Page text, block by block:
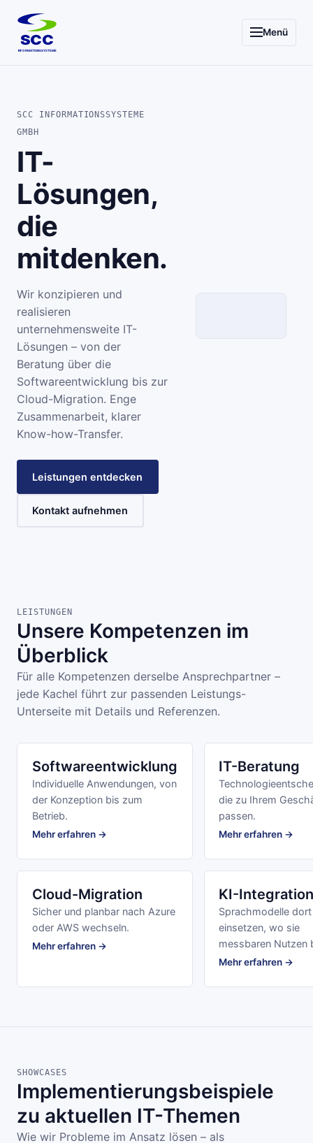
SCC
INFORMATIONSSYSTEME
Menü
SCC INFORMATIONSSYSTEME
GMBH
IT-
Lösungen,
die
mitdenken.
Wir konzipieren und
realisieren
unternehmensweite IT-
Lösungen – von der
Beratung über die
Softwareentwicklung bis zur
Cloud-Migration. Enge
Zusammenarbeit, klarer
Know-how-Transfer.
Leistungen entdecken
Kontakt aufnehmen
LEISTUNGEN
Unsere Kompetenzen im
Überblick
Für alle Kompetenzen derselbe Ansprechpartner –
jede Kachel führt zur passenden Leistungs-
Unterseite mit Details und Referenzen.
Softwareentwicklung
Individuelle Anwendungen, von
der Konzeption bis zum
Betrieb.
Mehr erfahren →
IT-Beratung
die zu Ihrem
passen.
Mehr erfahren →
Cloud-Migration
Sicher und planbar nach Azure
oder AWS wechseln.
Mehr erfahren →
KI-
Sprachmodelle dort
einsetzen, wo sie
messbaren Nutzen
Mehr erfahren →
SHOWCASES
Implementierungsbeispiele
zu aktuellen IT-Themen
Wie wir Probleme im Ansatz lösen – als